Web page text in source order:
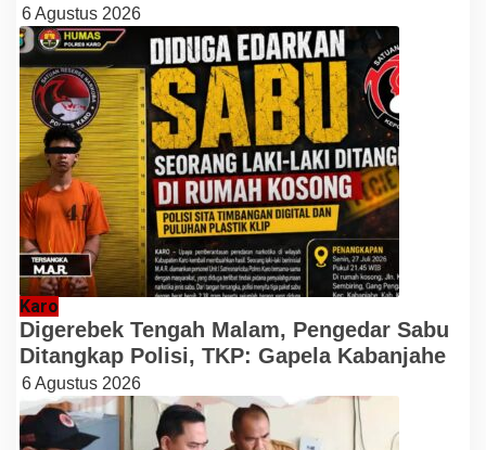
6 Agustus 2026
Karo
Digerebek Tengah Malam, Pengedar Sabu
Ditangkap Polisi, TKP: Gapela Kabanjahe
6 Agustus 2026